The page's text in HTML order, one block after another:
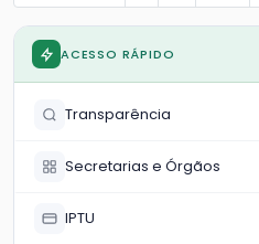
ACESSO RÁPIDO
Transparência
Secretarias e Órgãos
IPTU